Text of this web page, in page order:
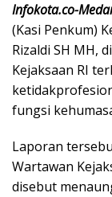
Infokota.co-
(Kasi Penkum)
Rizaldi SH MH,
Kejaksaan RI
fungsi
Laporan
Wartawan
disebut